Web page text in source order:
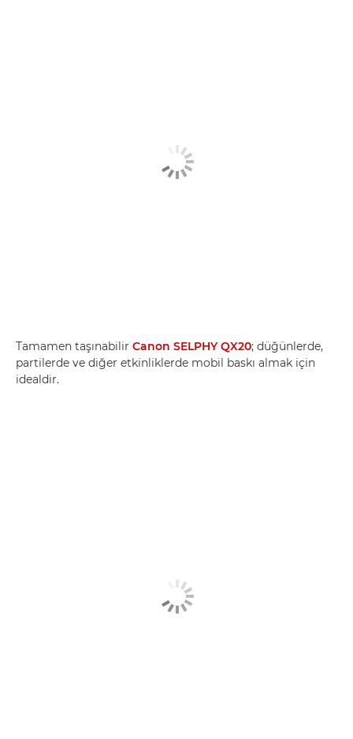
Tamamen taşınabilir Canon SELPHY QX20; düğünlerde,
partilerde ve diğer etkinliklerde mobil baskı almak için
idealdir.